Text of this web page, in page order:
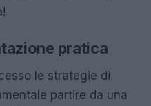
pratica
le strategie di
partire da una